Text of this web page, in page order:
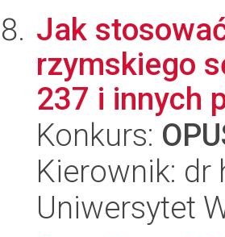
Jak
rzymskiego
237 i innych
Konkurs:
Kierownik: dr
Uniwersytet